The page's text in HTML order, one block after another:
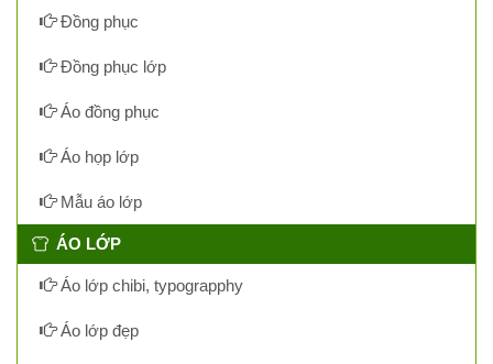
Đồng phục
Đồng phục lớp
Áo đồng phục
Áo họp lớp
Mẫu áo lớp
ÁO LỚP
Áo lớp chibi, typograpphy
Áo lớp đẹp